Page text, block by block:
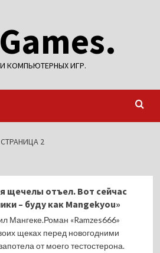
КОМПЬЮТЕРНЫХ ИГР.
СТРАНИЦА 2
щечелы отъел. Вот сейчас
– буду как Mangekyou»
Мангеке.Роман «Ramzes666»
щеках перед новогодними
от моего тестостерона.